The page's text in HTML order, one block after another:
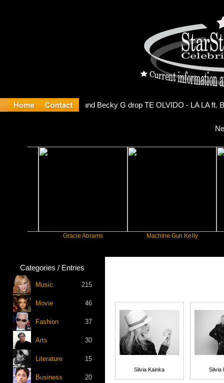
Gracie Abrams Machine Gun Kelly
Categories / Entries
Music 215
Movie 46
Fashion 37
Arts 30
Literature 15
Business 20
Silvia Kainka Silvia